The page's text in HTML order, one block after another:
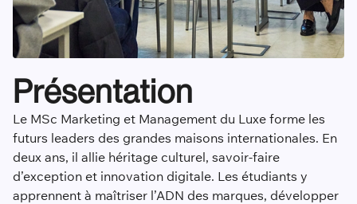
Présentation
Le MSc Marketing et Management du Luxe forme les
futurs leaders des grandes maisons internationales. En
deux ans, il allie héritage culturel, savoir-faire
d’exception et innovation digitale. Les étudiants y
apprennent à maîtriser l’ADN des marques, développer